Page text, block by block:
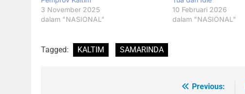
3 November 2025
dalam "NASIONAL"
10 Februari 2026
dalam "NASIONAL"
Tagged: KALTIM SAMARINDA
Previous: